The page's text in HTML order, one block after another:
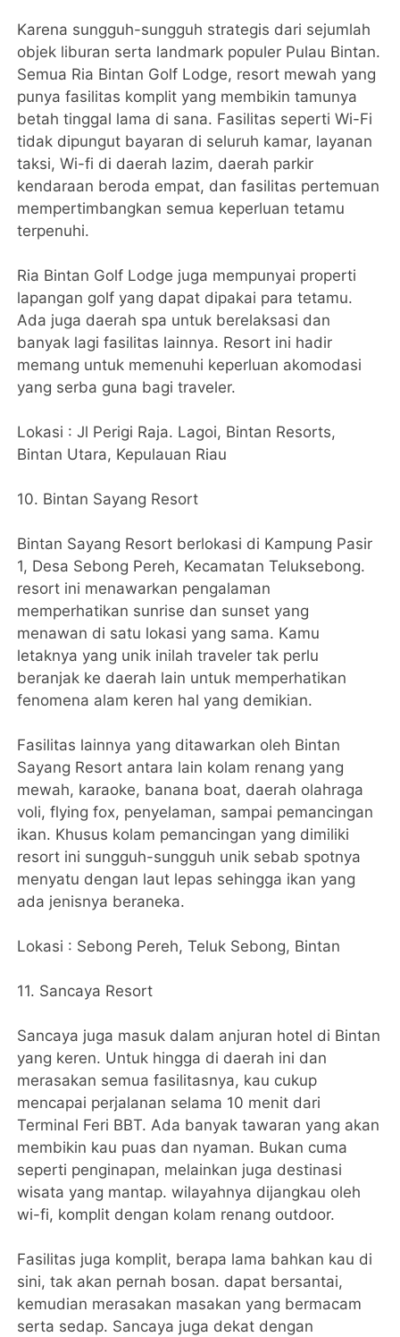
Karena sungguh-sungguh strategis dari sejumlah
objek liburan serta landmark populer Pulau Bintan.
Semua Ria Bintan Golf Lodge, resort mewah yang
punya fasilitas komplit yang membikin tamunya
betah tinggal lama di sana. Fasilitas seperti Wi-Fi
tidak dipungut bayaran di seluruh kamar, layanan
taksi, Wi-fi di daerah lazim, daerah parkir
kendaraan beroda empat, dan fasilitas pertemuan
mempertimbangkan semua keperluan tetamu
terpenuhi.
Ria Bintan Golf Lodge juga mempunyai properti
lapangan golf yang dapat dipakai para tetamu.
Ada juga daerah spa untuk berelaksasi dan
banyak lagi fasilitas lainnya. Resort ini hadir
memang untuk memenuhi keperluan akomodasi
yang serba guna bagi traveler.
Lokasi : Jl Perigi Raja. Lagoi, Bintan Resorts,
Bintan Utara, Kepulauan Riau
10. Bintan Sayang Resort
Bintan Sayang Resort berlokasi di Kampung Pasir
1, Desa Sebong Pereh, Kecamatan Teluksebong.
resort ini menawarkan pengalaman
memperhatikan sunrise dan sunset yang
menawan di satu lokasi yang sama. Kamu
letaknya yang unik inilah traveler tak perlu
beranjak ke daerah lain untuk memperhatikan
fenomena alam keren hal yang demikian.
Fasilitas lainnya yang ditawarkan oleh Bintan
Sayang Resort antara lain kolam renang yang
mewah, karaoke, banana boat, daerah olahraga
voli, flying fox, penyelaman, sampai pemancingan
ikan. Khusus kolam pemancingan yang dimiliki
resort ini sungguh-sungguh unik sebab spotnya
menyatu dengan laut lepas sehingga ikan yang
ada jenisnya beraneka.
Lokasi : Sebong Pereh, Teluk Sebong, Bintan
11. Sancaya Resort
Sancaya juga masuk dalam anjuran hotel di Bintan
yang keren. Untuk hingga di daerah ini dan
merasakan semua fasilitasnya, kau cukup
mencapai perjalanan selama 10 menit dari
Terminal Feri BBT. Ada banyak tawaran yang akan
membikin kau puas dan nyaman. Bukan cuma
seperti penginapan, melainkan juga destinasi
wisata yang mantap. wilayahnya dijangkau oleh
wi-fi, komplit dengan kolam renang outdoor.
Fasilitas juga komplit, berapa lama bahkan kau di
sini, tak akan pernah bosan. dapat bersantai,
kemudian merasakan masakan yang bermacam
serta sedap. Sancaya juga dekat dengan